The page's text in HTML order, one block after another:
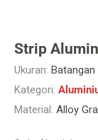
Strip
Ukuran: Batangan
Kategori:
Material: Alloy